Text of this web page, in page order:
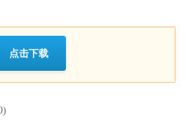
点击下载
)